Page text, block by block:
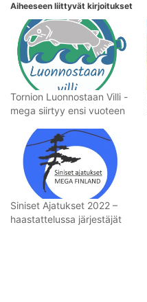
Aiheeseen liittyvät kirjoitukset
Tornion Luonnostaan Villi -
mega siirtyy ensi vuoteen
Siniset Ajatukset 2022 –
haastattelussa järjestäjät